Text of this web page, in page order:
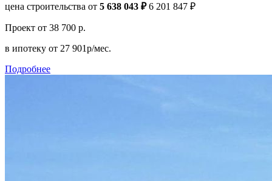
цена строительства от 5 638 043 ₽ 6 201 847 ₽
Проект от 38 700 р.
в ипотеку от 27 901р/мес.
Подробнее